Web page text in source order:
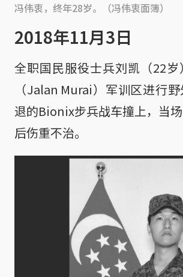
冯伟衷，终年28岁。（冯伟衷面簿）
2018年11月3日
全职国民服役士兵刘凯（22
（Jalan Murai）军训区进行
退的Bionix步兵战车撞上，当
后伤重不治。